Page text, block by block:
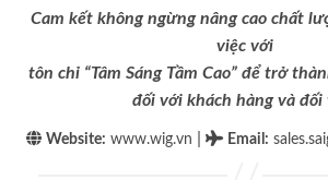
Cam kết không ngừng nâng cao chất
việc với
tôn chỉ “Tâm Sáng Tầm Cao” để trở
đối với khách hàng và đối
Website: www.wig.vn Email :